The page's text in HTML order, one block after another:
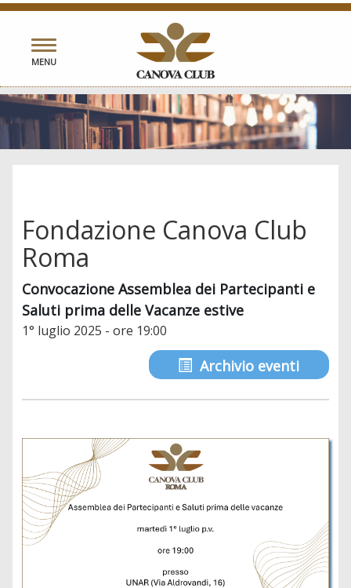
Toggle
navigation
MENU
Fondazione Canova Club
Roma
Convocazione Assemblea dei Partecipanti e
Saluti prima delle Vacanze estive
1° luglio 2025 - ore 19:00
Archivio eventi